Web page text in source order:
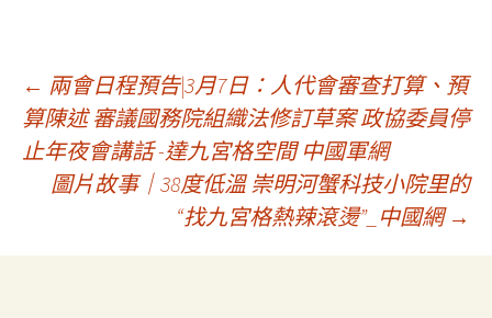
文
章
導
← 兩會日程預告|3月7日：人代會審查打算、預
算陳述 審議國務院組織法修訂草案 政協委員停
止年夜會講話 -達九宮格空間 中國軍網
圖片故事｜38度低溫 崇明河蟹科技小院里的
“找九宮格熱辣滾燙”_中國網 →